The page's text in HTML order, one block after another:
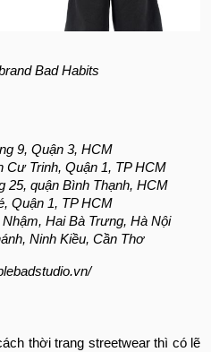
Bad Habits
9, Quận 3, HCM
Cư Trinh, Quận 1, TP HCM
25, quận Bình Thạnh, HCM
Quận 1, TP HCM
Hai Bà Trưng, Hà Nội
Ninh Kiều, Cần Thơ
thời trang streetwear thì có lẽ